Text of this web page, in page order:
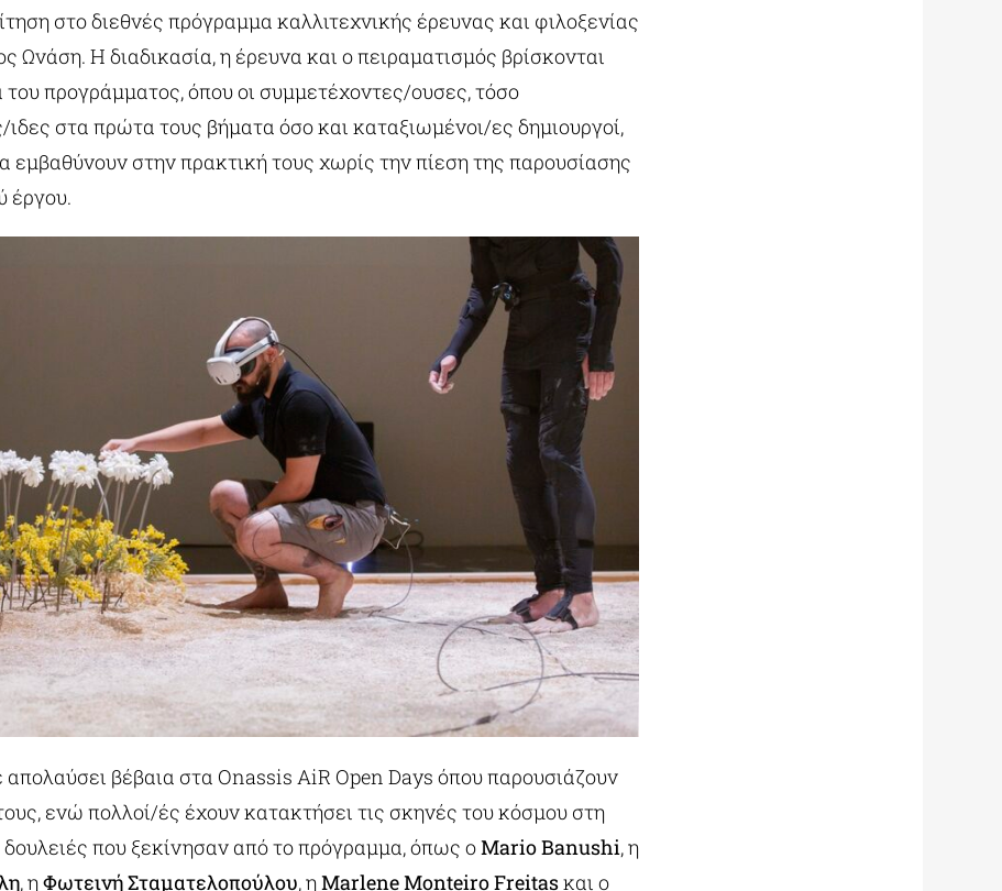
στο διεθνές πρόγραμμα καλλιτεχνικής έρευνας και φιλοξενίας
Ωνάση. Η διαδικασία, η έρευνα και ο πειραματισμός βρίσκονται
του προγράμματος, όπου οι συμμετέχοντες/ουσες, τόσο
ιδες στα πρώτα τους βήματα όσο και καταξιωμένοι/ες δημιουργοί,
εμβαθύνουν στην πρακτική τους χωρίς την πίεση της παρουσίασης
έργου.
βέβαια στα Onassis AiR Open Days όπου παρουσιάζουν
ενώ πολλοί/ές έχουν κατακτήσει τις σκηνές του κόσμου στη
δουλειές που ξεκίνησαν από το πρόγραμμα, όπως οMario Banushi, η
, ηΦωτεινή Σταματελοπούλου, ηMarlene MonteiroFreitasκαι ο